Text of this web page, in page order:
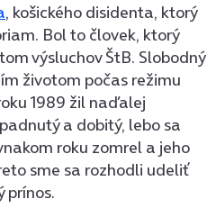
, košického disidenta, ktorý
Bol to človek, ktorý
výsluchov ŠtB. Slobodný
životom počas režimu
1989 žil naďalej
a dobitý, lebo sa
roku zomrel a jeho
sme sa rozhodli udeliť
prínos.